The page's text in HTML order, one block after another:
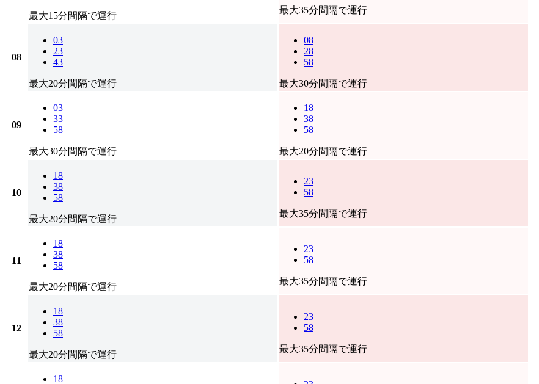
最大15分間隔で運行
最大35分間隔で運行
08
03
23
43
最大20分間隔で運行
08
28
58
最大30分間隔で運行
09
03
33
58
最大30分間隔で運行
18
38
58
最大20分間隔で運行
10
18
38
58
最大20分間隔で運行
23
58
最大35分間隔で運行
11
18
38
58
最大20分間隔で運行
23
58
最大35分間隔で運行
12
18
38
58
最大20分間隔で運行
23
58
最大35分間隔で運行
18